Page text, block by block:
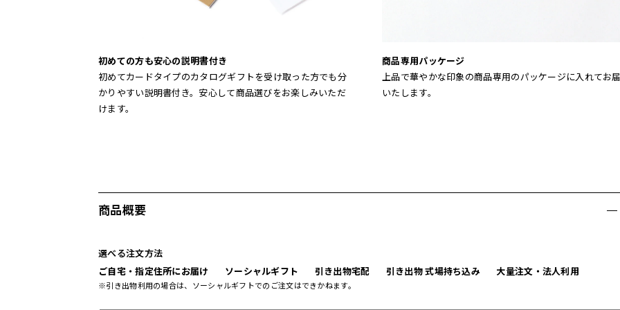
初めての方も安心の説明書付き
初めてカードタイプのカタログギフトを受け取った方でも分
かりやすい説明書付き。安心して商品選びをお楽しみいただ
けます。
商品専用パッケージ
上品で華やかな印象の商品専用のパッケージに入れてお
いたします。
商品概要
選べる注文方法
ご自宅・指定住所にお届け
ソーシャルギフト 引き出物宅配 引き出物 式場持ち込み 大量注文・法人利用
※引き出物利用の場合は、ソーシャルギフトでのご注文はできかねます。